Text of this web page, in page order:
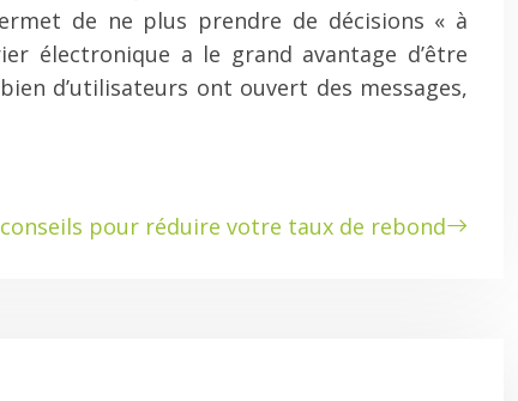
de ne plus prendre de décisions « à
électronique a le grand avantage d’être
d’utilisateurs ont ouvert des messages,
pour réduire votre taux de rebond